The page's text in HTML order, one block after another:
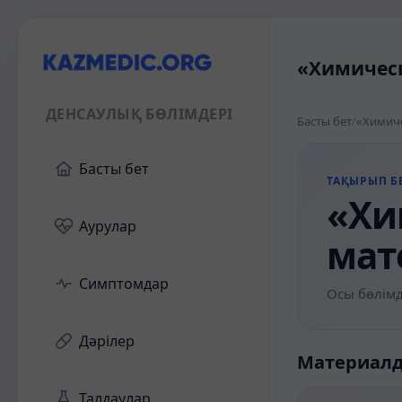
ДЕНСАУЛЫҚ БӨЛІМДЕРІ
Басты бет
Аурулар
Симптомдар
Дәрілер
Басты бет/
ТАҚЫРЫП
Осы